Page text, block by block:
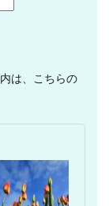
は、こちらの